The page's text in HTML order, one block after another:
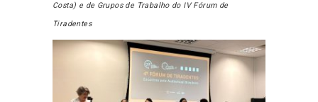
Costa) e de Grupos de Trabalho do IV Fórum de
Tiradentes